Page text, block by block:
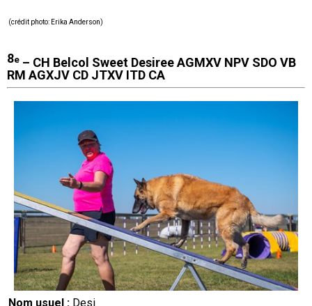
(crédit photo: Erika Anderson)
8e – CH Belcol Sweet Desiree AGMXV NPV SDO VB
RM AGXJV CD JTXV ITD CA
Nom usuel : Desi